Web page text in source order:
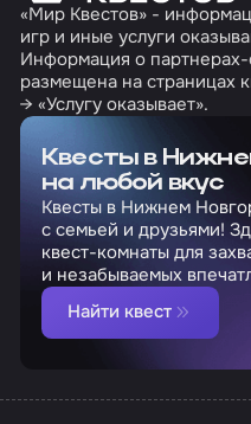
«Мир Квестов» -
игр и иные услуги
Информация о партнерах-
размещена на страницах
→ «Услугу оказывает».
Квесты в
на любой вкус
Квесты в Нижнем
с семьей и друзьями!
квест-комнаты для
и незабываемых
Найти квест